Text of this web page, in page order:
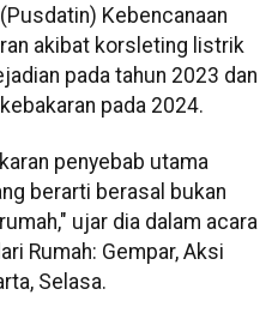
Kebencanaan
akibat korsleting listrik
pada tahun 2023 dan
pada 2024.
penyebab utama
berarti berasal bukan
ujar dia dalam acara
Rumah: Gempar, Aksi
Selasa.